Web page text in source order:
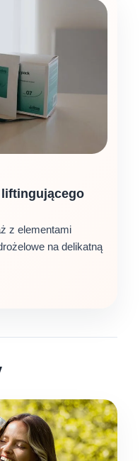
liftingującego
z elementami
na delikatną